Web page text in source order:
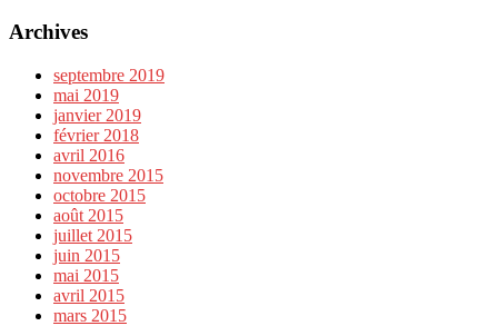
Archives
septembre 2019
mai 2019
janvier 2019
février 2018
avril 2016
novembre 2015
octobre 2015
août 2015
juillet 2015
juin 2015
mai 2015
avril 2015
mars 2015